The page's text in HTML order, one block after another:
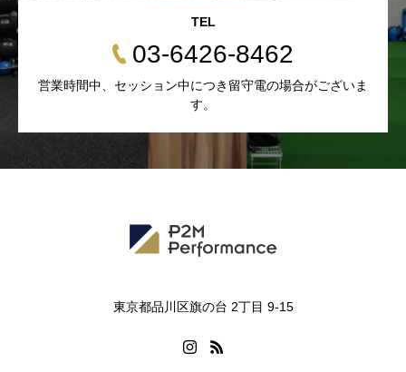
TEL
03-6426-8462
営業時間中、セッション中につき留守電の場合がございま
す。
東京都品川区旗の台 2丁目 9-15